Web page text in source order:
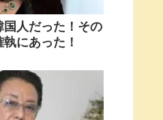
人だった！その
にあった！